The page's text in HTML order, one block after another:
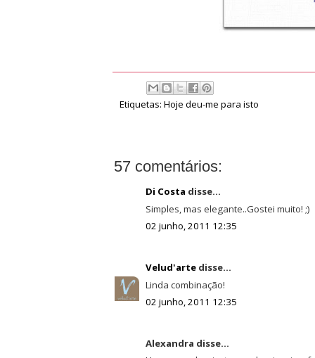
Etiquetas: Hoje deu-me para isto
57 comentários:
Di Costa disse...
Simples, mas elegante..Gostei muito! ;)
02 junho, 2011 12:35
Velud'artedisse...
Linda combinação!
02 junho, 2011 12:35
Alexandra disse...